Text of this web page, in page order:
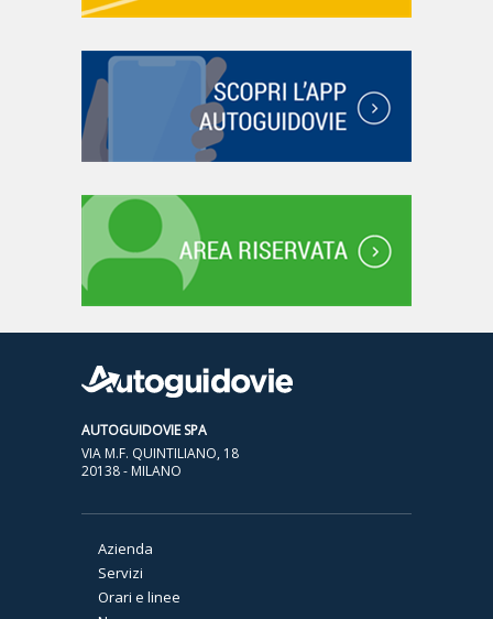
AUTOGUIDOVIE SPA
VIA M.F. QUINTILIANO, 18
20138 - MILANO
Azienda
Servizi
Orari e linee